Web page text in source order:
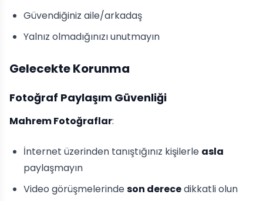
Güvendiğiniz aile/arkadaş
Yalnız olmadığınızı unutmayın
Gelecekte Korunma
Fotoğraf Paylaşım Güvenliği
Mahrem Fotoğraflar:
İnternet üzerinden tanıştığınız kişilerle asla
paylaşmayın
Video görüşmelerindeson derecedikkatli olun